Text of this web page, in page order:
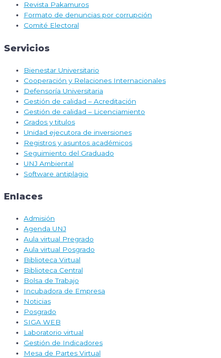
Revista Pakamuros
Formato de denuncias por corrupción
Comité Electoral
Servicios
Bienestar Universitario
Cooperación y Relaciones Internacionales
Defensoría Universitaria
Gestión de calidad – Acreditación
Gestión de calidad – Licenciamiento
Grados y titulos
Unidad ejecutora de inversiones
Registros y asuntos académicos
Seguimiento del Graduado
UNJ Ambiental
Software antiplagio
Enlaces
Admisión
Agenda UNJ
Aula virtual Pregrado
Aula virtual Posgrado
Biblioteca Virtual
Biblioteca Central
Bolsa de Trabajo
Incubadora de Empresa
Noticias
Posgrado
SIGA WEB
Laboratorio virtual
Gestión de Indicadores
Mesa de Partes Virtual